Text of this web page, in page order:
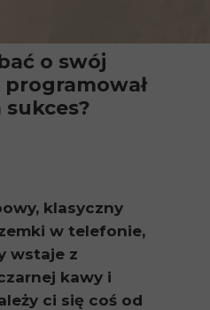
klasyczny
w telefonie,
wstaje z
kawy i
ci się coś od
o swój
sukces?